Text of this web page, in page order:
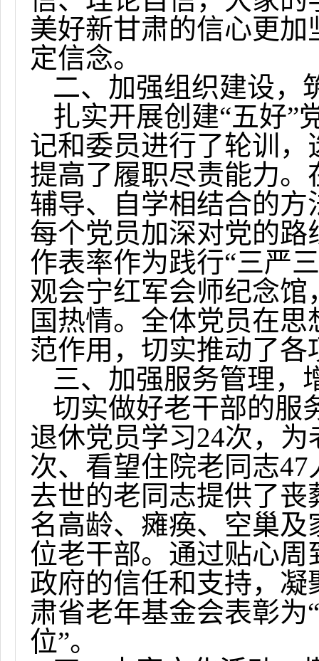
美好新甘肃的信心更
定信念。
二、加强组织建设，
扎实开展创建“五好”
记和委员进行了轮训
提高了履职尽责能力
辅导、自学相结合的
每个党员加深对党的
作表率作为践行“三严
观会宁红军会师纪念
国热情。全体党员在
范作用，切实推动了各
三、加强服务管理，
切实做好老干部的服
退休党员学习24次，为
次、看望住院老同志47
去世的老同志提供了
名高龄、瘫痪、空巢
位老干部。通过贴心
政府的信任和支持，
肃省老年基金会表彰
位”。